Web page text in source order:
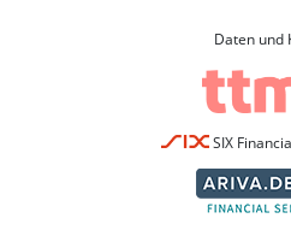
Daten und
SIX